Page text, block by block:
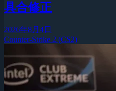
具合修正
2026年8月4日
Counter-Strike 2 (CS2)